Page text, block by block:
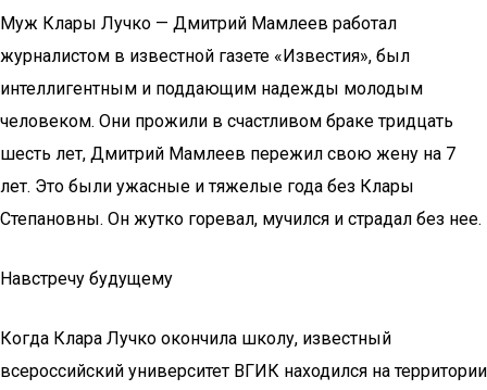
Муж Клары Лучко — Дмитрий Мамлеев работал
журналистом в известной газете «Известия», был
интеллигентным и поддающим надежды молодым
человеком. Они прожили в счастливом браке тридцать
шесть лет, Дмитрий Мамлеев пережил свою жену на 7
лет. Это были ужасные и тяжелые года без Клары
Степановны. Он жутко горевал, мучился и страдал без нее.
Навстречу будущему
Когда Клара Лучко окончила школу, известный
всероссийский университет ВГИК находился на территории